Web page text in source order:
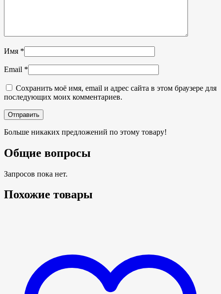
Имя *
Email *
Сохранить моё имя, email и адрес сайта в этом браузере для
последующих моих комментариев.
Больше никаких предложений по этому товару!
Общие вопросы
Запросов пока нет.
Похожие товары